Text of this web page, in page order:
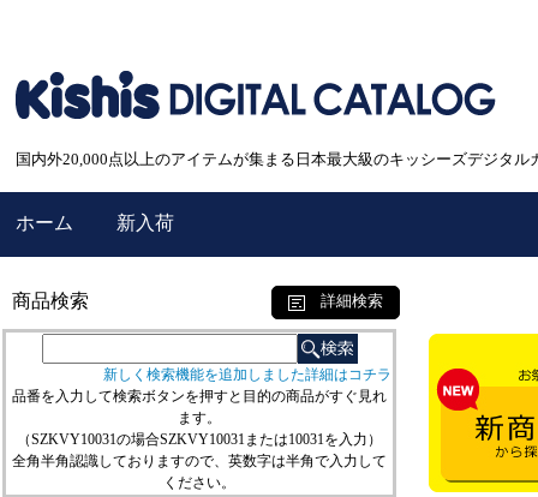
国内外20,000点以上のアイテムが集まる日本最大級のキッシーズデジタル
ホーム 新入荷
商品検索 詳細検索
新しく検索機能を追加しました詳細はコチラ
品番を入力して検索ボタンを押すと目的の商品がすぐ見れ
ます。
（SZKVY10031の場合SZKVY10031または10031を入力）
全角半角認識しておりますので、英数字は半角で入力して
ください。